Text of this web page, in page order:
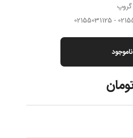
ناموجود